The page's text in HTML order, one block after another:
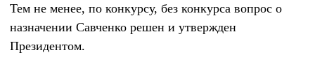
Тем не менее, по конкурсу, без конкурса вопрос о
назначении Савченко решен и утвержден
Президентом.